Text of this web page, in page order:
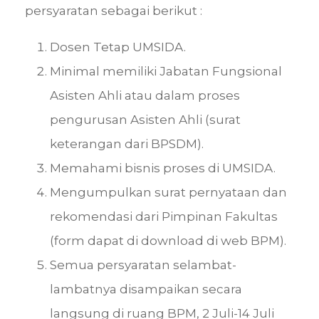
persyaratan sebagai berikut :
Dosen Tetap UMSIDA.
Minimal memiliki Jabatan Fungsional
Asisten Ahli atau dalam proses
pengurusan Asisten Ahli (surat
keterangan dari BPSDM).
Memahami bisnis proses di UMSIDA.
Mengumpulkan surat pernyataan dan
rekomendasi dari Pimpinan Fakultas
(form dapat di download di web BPM).
Semua persyaratan selambat-
lambatnya disampaikan secara
langsung di ruang BPM, 2 Juli-14 Juli